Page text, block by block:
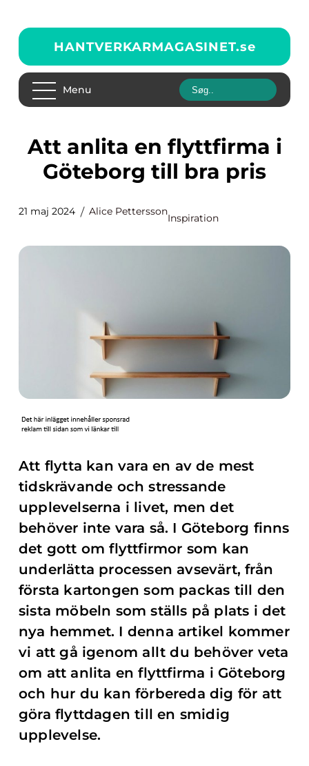
HANTVERKARMAGASINET.se
Menu
Att anlita en flyttfirma i
Göteborg till bra pris
21 maj 2024 Alice Pettersson
Inspiration
Att flytta kan vara en av de mest
tidskrävande och stressande
upplevelserna i livet, men det
behöver inte vara så. I Göteborg finns
det gott om flyttfirmor som kan
underlätta processen avsevärt, från
första kartongen som packas till den
sista möbeln som ställs på plats i det
nya hemmet. I denna artikel kommer
vi att gå igenom allt du behöver veta
om att anlita en flyttfirma i Göteborg
och hur du kan förbereda dig för att
göra flyttdagen till en smidig
upplevelse.